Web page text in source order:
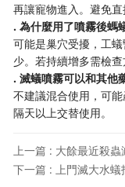
再讓寵物進入。避免直
​. 為什麼用了噴霧後螞
可能是巢穴受擾，工
少。若持續增多需檢查
​. 滅蟻噴霧可以和其他
不建議混合使用，可
隔天以上交替使用。
上一篇 : 大餘最近殺
下一篇 : 上門滅大水